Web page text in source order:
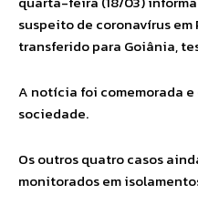
suspeito de coronavírus em
transferido para Goiânia,
A notícia foi comemorada
sociedade.
Os outros quatro casos
monitorados em